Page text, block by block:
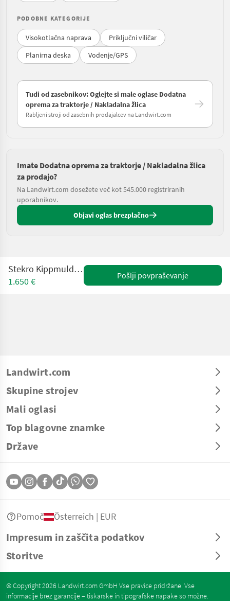
PODOBNE KATEGORIJE
Visokotlačna naprava
Priključni viličar
Planirna deska
Vodenje/GPS
Tudi od zasebnikov: Oglejte si male oglase Dodatna
oprema za traktorje / Nakladalna žlica
Rabljeni stroji od zasebnih prodajalcev na Landwirt.com
Imate Dodatna oprema za traktorje / Nakladalna žlica
za prodajo?
Na Landwirt.com dosežete več kot 545.000 registriranih
uporabnikov.
Objavi oglas brezplačno
Stekro Kippmulde Combi 1,4 m
1.650 €
Pošlji povpraševanje
Landwirt.com
Skupine strojev
Mali oglasi
Top blagovne znamke
Države
Impresum in zaščita podatkov
Storitve
Pomoč Österreich | EUR
© Copyright 2026 Landwirt.com GmbH Vse pravice pridržane. Vse
informacije brez garancije – tiskarske in tipografske napake so možne.